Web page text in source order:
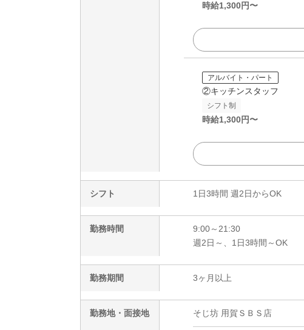
時給1,300円〜
アルバイト・パート
②キッチンスタッフ
シフト制
時給1,300円〜
シフト 1日3時間 週2日からOK
勤務時間
9:00～21:30
週2日～、1日3時間～OK
勤務期間 3ヶ月以上
勤務地・面接地 そじ坊 用賀ＳＢＳ店